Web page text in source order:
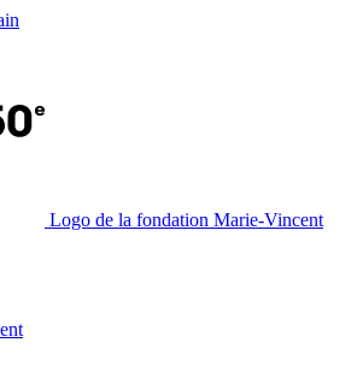
Logo de la fondation Marie-Vincent